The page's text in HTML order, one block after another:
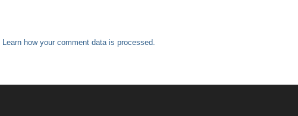
Learn how your comment data is processed.